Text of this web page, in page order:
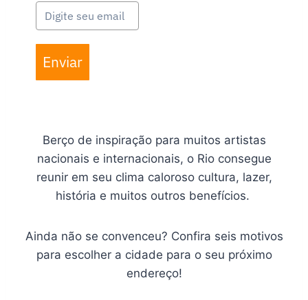
Enviar
Berço de inspiração para muitos artistas
nacionais e internacionais, o Rio consegue
reunir em seu clima caloroso cultura, lazer,
história e muitos outros benefícios.
Ainda não se convenceu? Confira seis motivos
para escolher a cidade para o seu próximo
endereço!